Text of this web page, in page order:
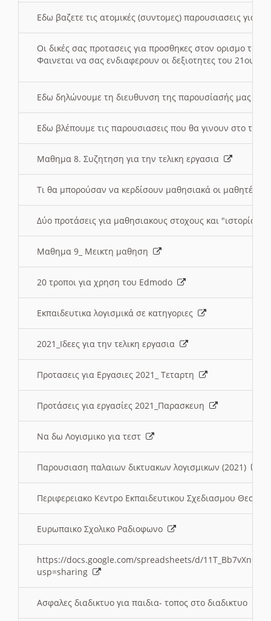
Εδω βαζετε τις ατομικές (συντομες) παρουσιασεις για
Οι δικές σας προτασεις για προσθηκες στον ορισμο
Φαινεται να σας ενδιαφερουν οι δεξιοτητες του 21ου
Εδω δηλώνουμε τη διευθυνση της παρουσίασής μας
Εδω βλέπουμε τις παρουσιασεις που θα γινουν στο
Μαθημα 8. Συζητηση για την τελικη εργασια
Τι θα μπορούσαν να κερδίσουν μαθησιακά οι μαθητές/
Δύο προτάσεις για μαθησιακους στοχους και "ιστορία"
Μαθημα 9_ Μεικτη μαθηση
20 τροποι για χρηση του Edmodo
Εκπαιδευτικα λογισμικά σε κατηγοριες
2021_Ιδεες για την τελικη εργασια
Προτασεις για Εργασιες 2021_ Τεταρτη
Προτάσεις για εργασίες 2021_Παρασκευη
Να δω Λογισμικο για τεστ
Παρουσιαση παλαιων δικτυακων λογισμικων (2021)
Περιφερειακο Κεντρο Εκπαιδευτικου Σχεδιασμου
Ευρωπαικο Σχολικο Ραδιοφωνο
https://docs.google.com/spreadsheets/d/
usp=sharing
Ασφαλες διαδικτυο για παιδια- τοπος στο διαδικτυο